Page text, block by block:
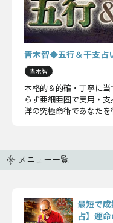
青木智◆五行＆干支占
青木智
本格的＆的確・丁寧に
らず亜細亜圏で実用・
洋の究極命術であなたを
メニュー一覧
最短で
占】運